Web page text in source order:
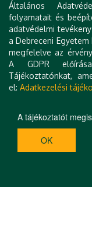
Általános
folyamatait és
adatvédelmi
a Debreceni
megfelelve az
A GDPR
Tájékoztatónkat,
el: Adatkezelési
A tájékoztatót
OK